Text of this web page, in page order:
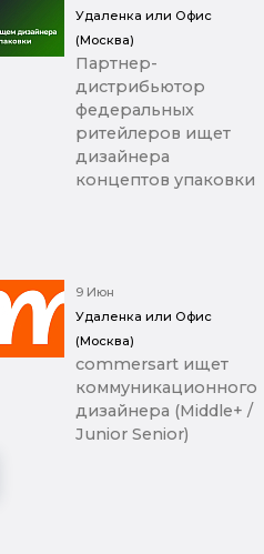
Удаленка или Офис
(Москва)
Партнер-
дистрибьютор
федеральных
ритейлеров ищет
дизайнера
концептов упаковки
9 Июн
Удаленка или Офис
(Москва)
commersart ищет
коммуникационного
дизайнера (Middle+ /
Junior Senior)